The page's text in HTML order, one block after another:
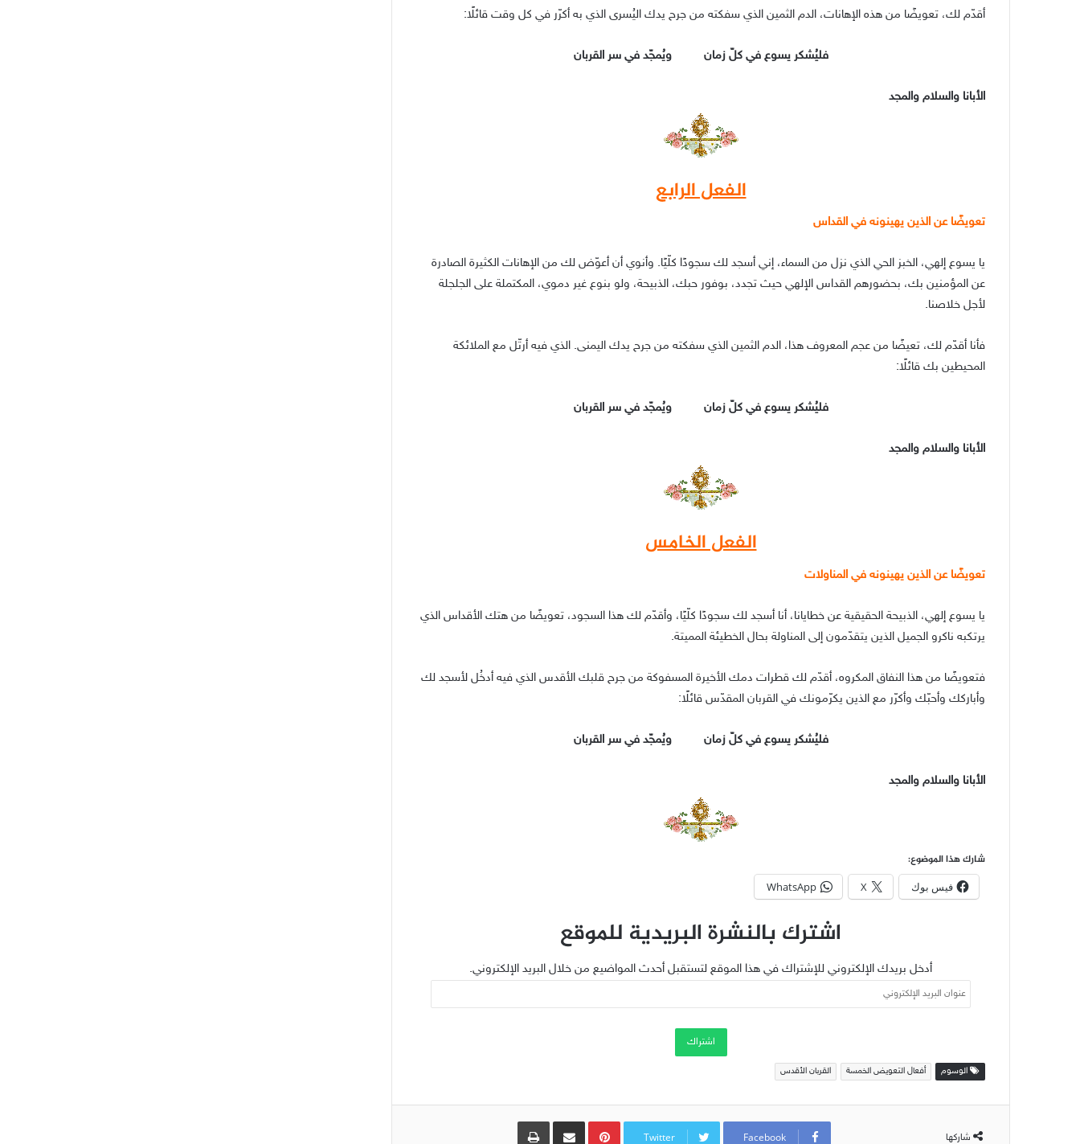
أقدّم لك، تعويضًا من هذه الإهانات، الدم الثمين الذي سفكته من جرح يدك اليُسرى الذي به أكرّر في كل وقت قائلًا:
فليُشكر يسوع في كلّ زمان ويُمجّد في سر القربان
الأبانا والسلام والمجد
الفعل الرابع
تعويضًا عن الذين يهينونه في القداس
يا يسوع إلهي، الخبز الحي الذي نزل من السماء، إني أسجد لك سجودًا كلّيًا. وأنوي أن أعوّض لك من الإهانات الكثيرة الصادرة
عن المؤمنين بك، بحضورهم القداس الإلهي حيث تجدد، بوفور حبك، الذبيحة، ولو بنوع غير دموي، المكتملة على الجلجلة
لأجل خلاصنا.
فأنا أقدّم لك، تعيضًا من عجم المعروف هذا، الدم الثمين الذي سفكته من جرح يدك اليمنى. الذي فيه أرتّل مع الملائكة
المحيطين بك قائلًا:
فليُشكر يسوع في كلّ زمان ويُمجّد في سر القربان
الأبانا والسلام والمجد
الفعل الخامس
تعويضًا عن الذين يهينونه في المناولات
يا يسوع إلهي، الذبيحة الحقيقية عن خطايانا، أنا أسجد لك سجودًا كلّيًا، وأقدّم لك هذا السجود، تعويضًا من هتك الأقداس الذي
يرتكبه ناكرو الجميل الذين يتقدّمون إلى المناولة بحال الخطيئة المميتة.
فتعويضًا من هذا النفاق المكروه، أقدّم لك قطرات دمك الأخيرة المسفوكة من جرح قلبك الأقدس الذي فيه أدخُل لأسجد لك
وأباركك وأحبّك وأكرّر مع الذين يكرّمونك في القربان المقدّس قائلًا:
فليُشكر يسوع في كلّ زمان ويُمجّد في سر القربان
الأبانا والسلام والمجد
شارك هذا الموضوع:
فيس بوك X
WhatsApp
اشترك بالنشرة البريدية للموقع
أدخل بريدك الإلكتروني للإشتراك في هذا الموقع لتستقبل أحدث المواضيع من خلال البريد الإلكتروني.
عنوان
البريد
اشتراك
الوسوم أفعال التعويض الخمسة القربان الأقدس
شاركها Facebook
Twitter
Pinterestمشاركة عبر البريد طباعة